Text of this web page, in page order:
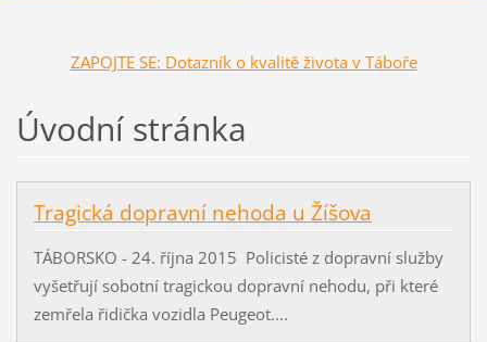
ZAPOJTE SE: Dotazník o kvalitě života v Táboře
Úvodní stránka
Tragická dopravní nehoda u Žíšova
TÁBORSKO - 24. října 2015 Policisté z dopravní služby
vyšetřují sobotní tragickou dopravní nehodu, při které
zemřela řidička vozidla Peugeot....